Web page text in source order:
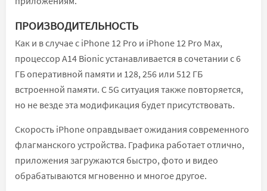
ПРОИЗВОДИТЕЛЬНОСТЬ
Как и в случае с iPhone 12 Pro и iPhone 12 Pro Max,
процессор A14 Bionic устанавливается в сочетании с 6
ГБ оперативной памяти и 128, 256 или 512 ГБ
встроенной памяти. С 5G ситуация также повторяется,
но не везде эта модификация будет присутствовать.
Скорость iPhone оправдывает ожидания современного
флагманского устройства. Графика работает отлично,
приложения загружаются быстро, фото и видео
обрабатываются мгновенно и многое другое.